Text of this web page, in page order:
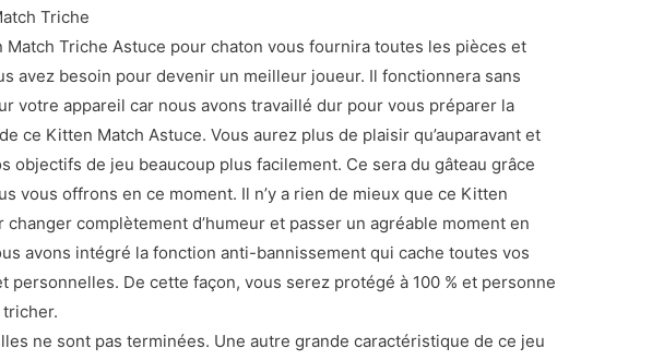
Triche
Match Triche Astuce pour chaton vous fournira toutes les pièces et
avez besoin pour devenir un meilleur joueur. Il fonctionnera sans
votre appareil car nous avons travaillé dur pour vous préparer la
ce Kitten Match Astuce. Vous aurez plus de plaisir qu’auparavant et
objectifs de jeu beaucoup plus facilement. Ce sera du gâteau grâce
vous offrons en ce moment. Il n’y a rien de mieux que ce Kitten
changer complètement d’humeur et passer un agréable moment en
avons intégré la fonction anti-bannissement qui cache toutes vos
personnelles. De cette façon, vous serez protégé à 100 % et personne
ne sont pas terminées. Une autre grande caractéristique de ce jeu